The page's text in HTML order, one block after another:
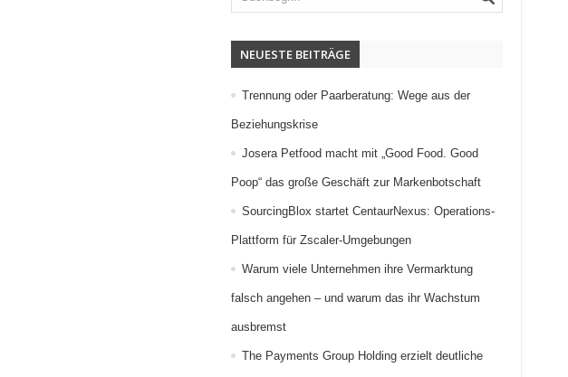
NEUESTE BEITRÄGE
Trennung oder Paarberatung: Wege aus der
Beziehungskrise
Josera Petfood macht mit „Good Food. Good
Poop“ das große Geschäft zur Markenbotschaft
SourcingBlox startet CentaurNexus: Operations-
Plattform für Zscaler-Umgebungen
Warum viele Unternehmen ihre Vermarktung
falsch angehen – und warum das ihr Wachstum
ausbremst
The Payments Group Holding erzielt deutliche